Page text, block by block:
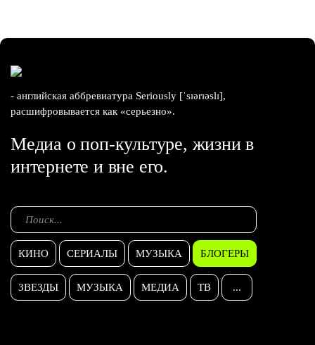
- английская аббревиатура Seriously [ˈsɪərɪəslɪ],
расшифровывается как «серьезно».
Медиа о поп-культуре, жизни в
интернете и вне его.
КИНО СЕРИАЛЫ МУЗЫКА БЛОГЕРЫ
ЗВЕЗДЫ МУЗЫКА МЕДИА ТВ ...